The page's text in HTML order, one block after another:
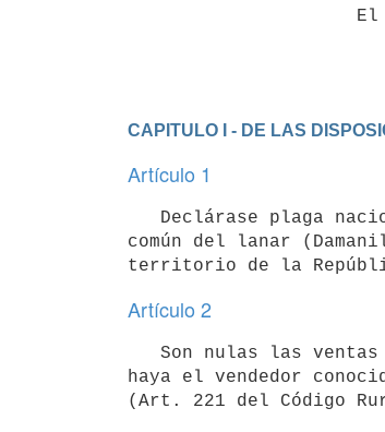
CAPITULO I - DE LAS
Artículo 1
común del lanar
Artículo 2
haya el vendedor